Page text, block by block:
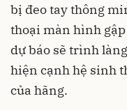
bị đeo tay thông
thoại màn hình gập
dự báo sẽ trình
hiện cạnh hệ sinh
của hãng.